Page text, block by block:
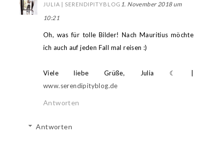
JULIA | SERENDIPITYBLOG 1. November 2018 um
10:21
Oh, was für tolle Bilder! Nach Mauritius möchte
ich auch auf jeden Fall mal reisen :)
Viele liebe Grüße, Julia ☾ |
www.serendipityblog.de
Antworten
Antworten